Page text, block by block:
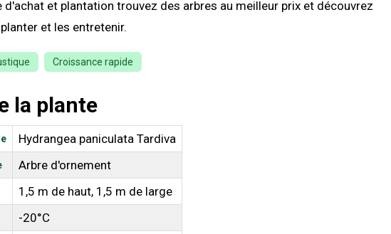
d'achat et plantation trouvez des arbres au meilleur prix et découvrez
et les entretenir.
Croissance rapide
la plante
Hydrangea paniculata Tardiva
Arbre d'ornement
1,5 m de haut, 1,5 m de large
-20°C